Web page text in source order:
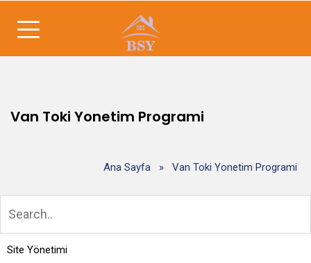
Van Toki Yonetim Programi
Ana Sayfa » Van Toki Yonetim Programi
Site Yönetimi